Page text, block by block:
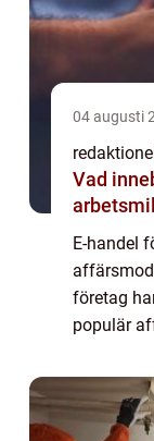
04 augusti
Vad
E-handel
företag
populär
takt.